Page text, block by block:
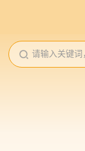
请输入关键词